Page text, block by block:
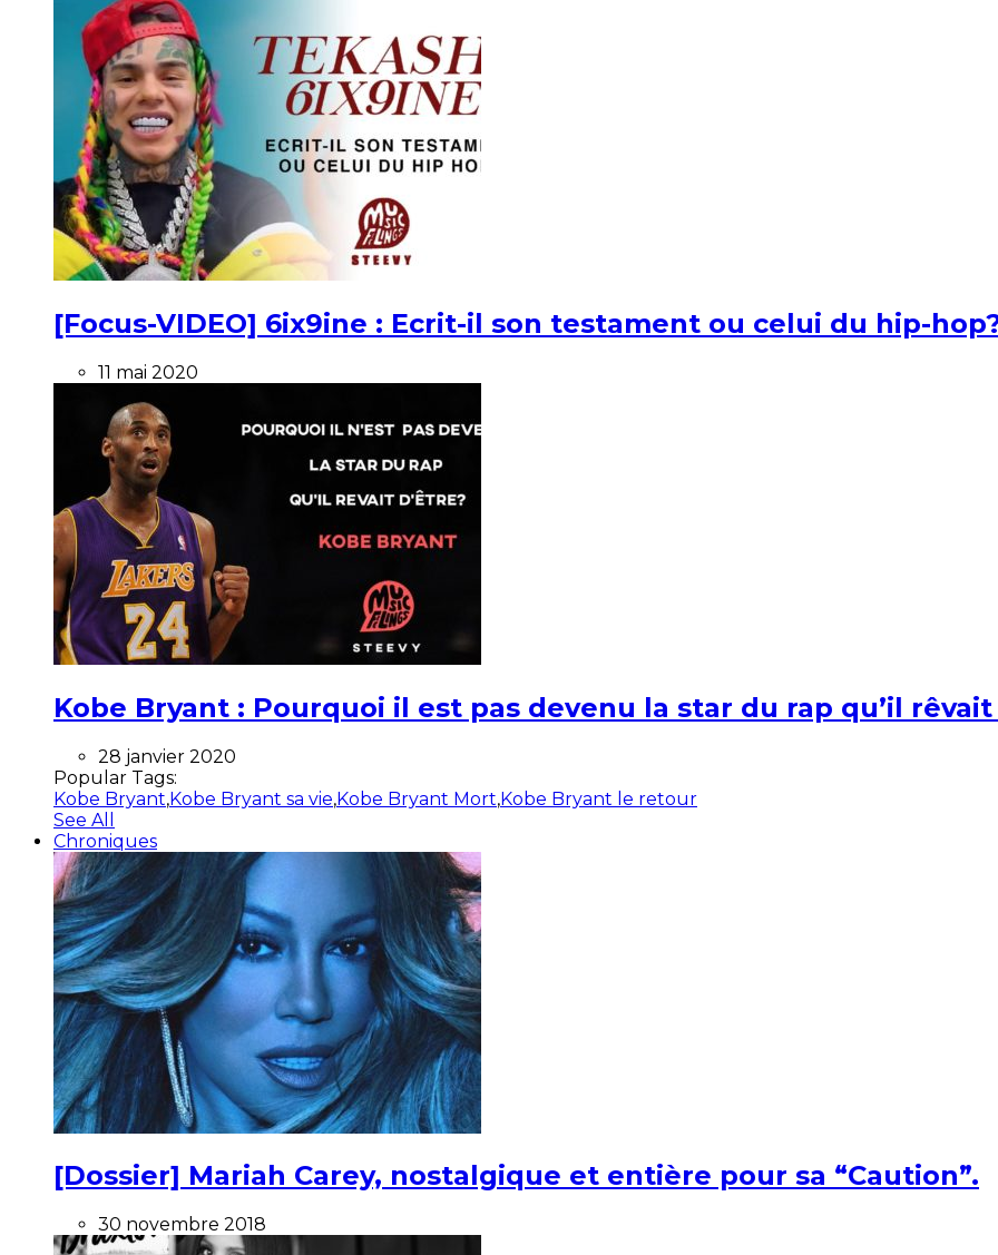
[Focus-VIDEO] 6ix9ine : Ecrit-il son testament ou celui du hip-
11 mai 2020
Kobe Bryant : Pourquoi il est pas devenu la star du rap qu’il rêvait
28 janvier 2020
Popular Tags:
Kobe Bryant,Kobe Bryant sa vie,Kobe Bryant Mort,Kobe Bryant le retour
See All
Chroniques
[Dossier] Mariah Carey, nostalgique et entière pour sa “Caution”.
30 novembre 2018